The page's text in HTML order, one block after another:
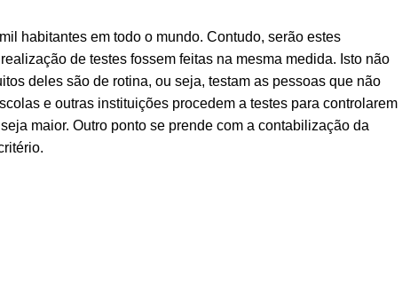
habitantes em todo o mundo. Contudo, serão estes
de testes fossem feitas na mesma medida. Isto não
deles são de rotina, ou seja, testam as pessoas que não
e outras instituições procedem a testes para controlarem
maior. Outro ponto se prende com a contabilização da